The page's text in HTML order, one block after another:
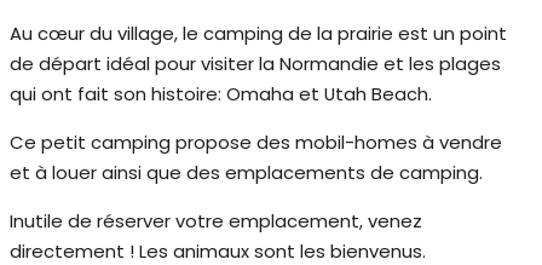
Au cœur du village, le camping de la prairie est un point
de départ idéal pour visiter la Normandie et les plages
qui ont fait son histoire: Omaha et Utah Beach.
Ce petit camping propose des mobil-homes à vendre
et à louer ainsi que des emplacements de camping.
Inutile de réserver votre emplacement, venez
directement ! Les animaux sont les bienvenus.